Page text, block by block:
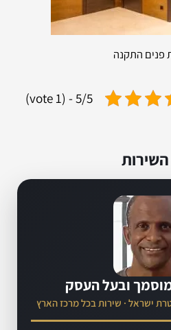
פנים התקנה
5/5 - (1 vote)
מוסמך ובעל העסק
ישראל · שירות בכל מרכז הארץ